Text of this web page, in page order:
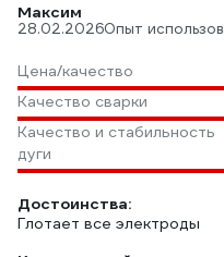
Максим
28.02.2026Опыт
Цена/качество
Качество сварки
Качество и стабильность
дуги
Достоинства:
Глотает все электроды